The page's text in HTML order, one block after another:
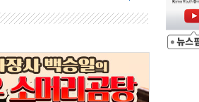
업 상승세 뚜렷
감 극대화 전략
…마진 잔액은 사상 최고